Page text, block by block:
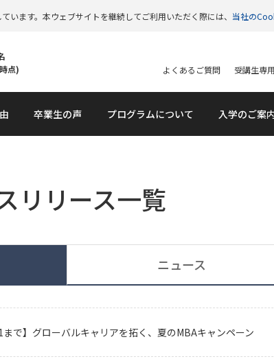
います。本ウェブサイトを継続してご利用いただく際には、 当社の
点)
卒業生の声 プログラムについて 入学のご案
よくあるご質問 受講生専
リリース一覧
ニュース
まで】グローバルキャリアを拓く、夏のMBAキャンペーン